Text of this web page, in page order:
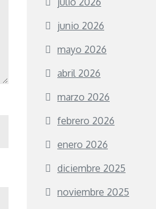
junio 2026
mayo 2026
abril 2026
marzo 2026
febrero 2026
enero 2026
diciembre 2025
noviembre 2025